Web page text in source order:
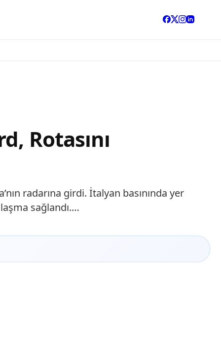
Rotasını
radarına girdi. İtalyan basınında yer
sağlandı.…